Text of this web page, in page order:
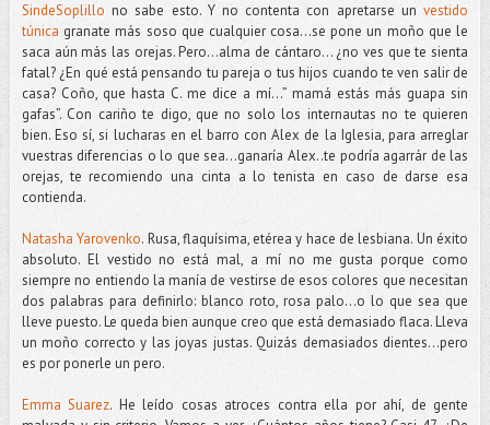
SindeSoplillo no sabe esto. Y no contenta con apretarse unvestido
túnica granate más soso que cualquier cosa...se pone un moño que le
saca aún más las orejas. Pero...alma de cántaro... ¿no ves que te sienta
fatal? ¿En qué está pensando tu pareja o tus hijos cuando te ven salir de
casa? Coño, que hasta C. me dice a mí...” mamá estás más guapa sin
gafas”. Con cariño te digo, que no solo los internautas no te quieren
bien. Eso sí, si lucharas en el barro con Alex de la Iglesia, para arreglar
vuestras diferencias o lo que sea...ganaría Alex..te podría agarrár de las
orejas, te recomiendo una cinta a lo tenista en caso de darse esa
contienda.
Natasha Yarovenko. Rusa, flaquísima, etérea y hace de lesbiana. Un éxito
absoluto. El vestido no está mal, a mí no me gusta porque como
siempre no entiendo la manía de vestirse de esos colores que necesitan
dos palabras para definirlo: blanco roto, rosa palo...o lo que sea que
lleve puesto. Le queda bien aunque creo que está demasiado flaca. Lleva
un moño correcto y las joyas justas. Quizás demasiados dientes...pero
es por ponerle un pero.
Emma Suarez. He leído cosas atroces contra ella por ahí, de gente